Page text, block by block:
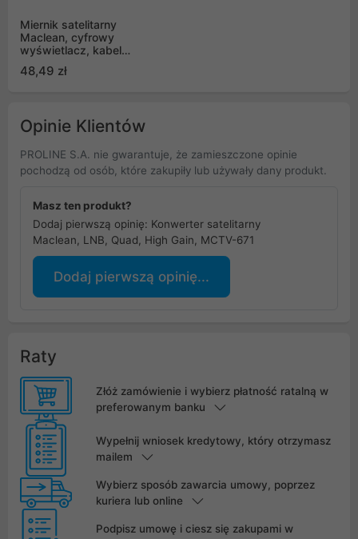
Miernik satelitarny
Maclean, cyfrowy
wyświetlacz, kabel
48,49 zł
Opinie Klientów
PROLINE S.A. nie gwarantuje, że zamieszczone opinie
pochodzą od osób, które zakupiły lub używały dany produkt.
Masz ten produkt?
Dodaj pierwszą opinię: Konwerter satelitarny
Maclean, LNB, Quad, High Gain, MCTV-671
Dodaj pierwszą opinię...
Raty
Złóż zamówienie i wybierz płatność ratalną w
preferowanym banku
Wypełnij wniosek kredytowy, który otrzymasz
mailem
Wybierz sposób zawarcia umowy, poprzez
kuriera lub online
Podpisz umowę i ciesz się zakupami w